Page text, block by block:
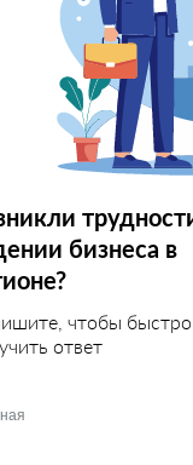
бизнеса в
чтобы быстро
ответ